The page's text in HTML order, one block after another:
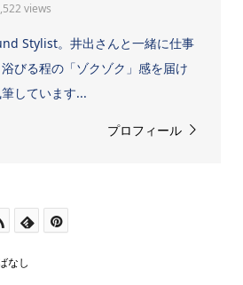
views
Stylist。井出さんと一緒に仕事
びる程の「ゾクゾク」感を届け
しています...
プロフィール
なし